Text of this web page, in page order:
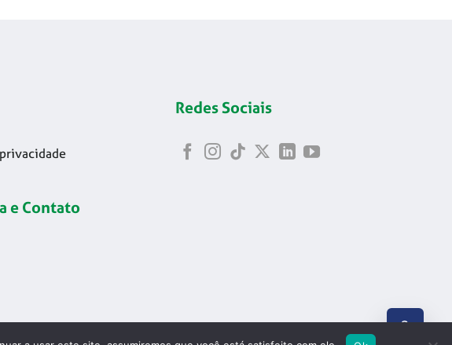
e Contato
Redes Sociais